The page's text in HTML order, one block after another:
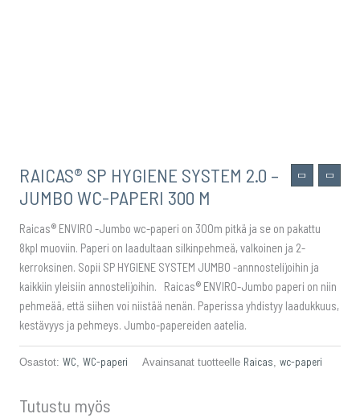
RAICAS® SP HYGIENE SYSTEM 2.0 –
JUMBO WC-PAPERI 300 M
Raicas® ENVIRO -Jumbo wc-paperi on 300m pitkä ja se on pakattu
8kpl muoviin. Paperi on laadultaan silkinpehmeä, valkoinen ja 2-
kerroksinen. Sopii SP HYGIENE SYSTEM JUMBO -annnostelijoihin ja
kaikkiin yleisiin annostelijoihin. Raicas® ENVIRO-Jumbo paperi on niin
pehmeää, että siihen voi niistää nenän. Paperissa yhdistyy laadukkuus,
kestävyys ja pehmeys. Jumbo-papereiden aatelia.
Osastot:WC ,WC-paperi Avainsanat tuotteelle Raicas ,wc-paperi
Tutustu myös